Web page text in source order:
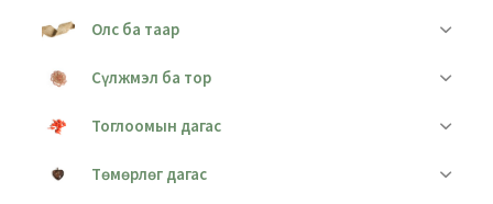
Олс ба таар
Сүлжмэл ба тор
Тоглоомын дагас
Төмөрлөг дагас